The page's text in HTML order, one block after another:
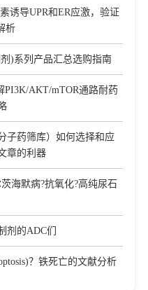
诱导UPR和ER应激，验证
析
)系列产品汇总选购指南
PI3K/AKT/mTOR通路耐药
子药筛库）如何选择和应
章的利器
海默病?抗氧化?高纯尿石
剂的ADC们
？铁死亡的文献分析